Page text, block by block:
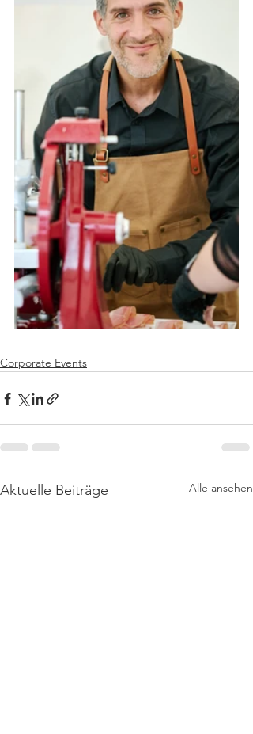
Corporate Events
Aktuelle Beiträge Alle ansehen